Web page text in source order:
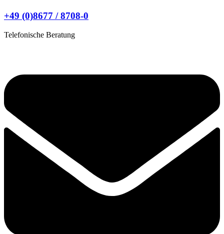
+49 (0)8677 / 8708-0
Telefonische Beratung